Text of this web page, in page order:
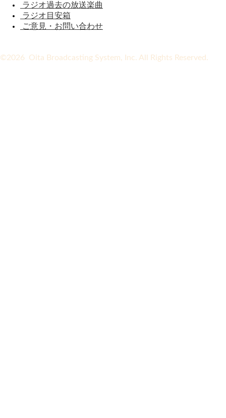
ラジオ過去の放送楽曲
ラジオ目安箱
ご意見・お問い合わせ
©2026 Oita Broadcasting System, Inc. All Rights Reserved.